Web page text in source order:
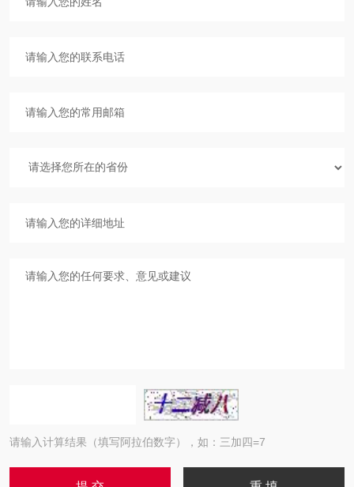
请输入计算结果（填写阿拉伯数字），如：三加四=7